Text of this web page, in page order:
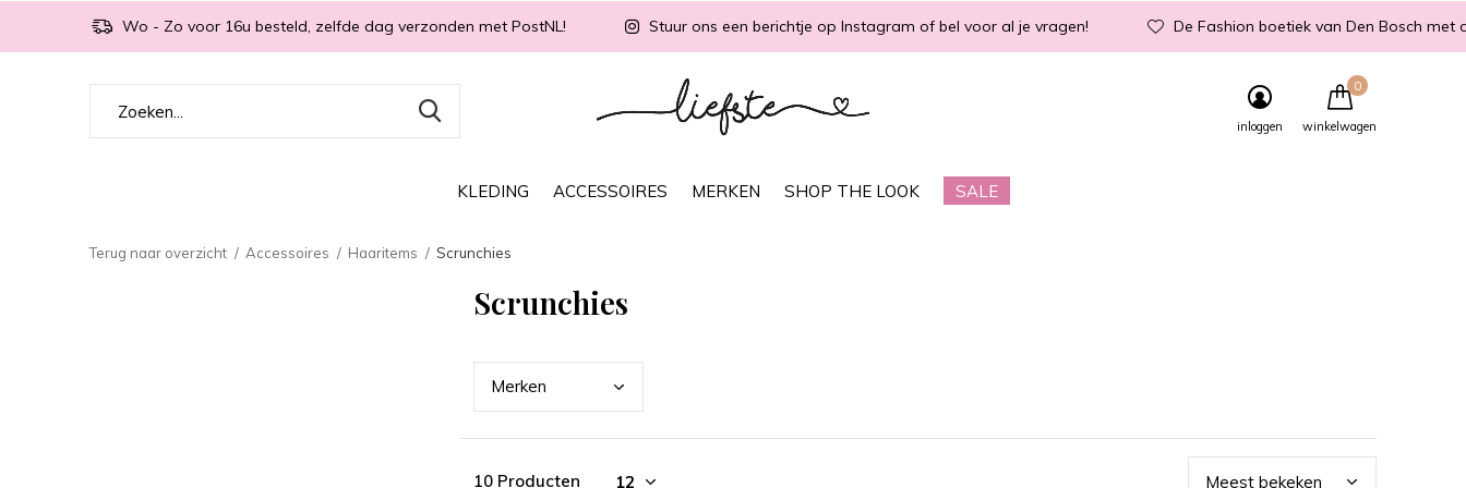
KLEDING ACCESSOIRES MERKEN SHOP THE LOOK SALE
inloggen winkelwagen
0
Wo - Zo voor 16u besteld, zelfde dag verzonden met PostNL! Stuur ons een berichtje op Instagram of bel voor al je vragen! De Fashion boetiek van Den Bosch met
Terug naar overzicht Accessoires Haaritems Scrunchies
Scrunchies
Merken
10 Producten